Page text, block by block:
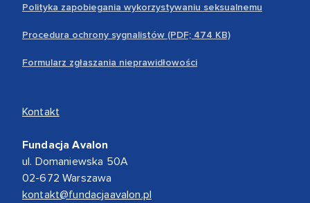
Polityka zapobiegania wykorzystywaniu seksualnemu
Procedura ochrony sygnalistów (PDF; 474 KB)
Formularz zgłaszania nieprawidłowości
Kontakt
Fundacja Avalon
ul. Domaniewska 50A
02-672 Warszawa
kontakt@fundacjaavalon.pl